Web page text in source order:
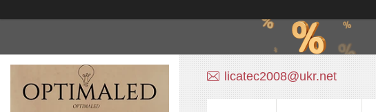
licatec2008@ukr.net